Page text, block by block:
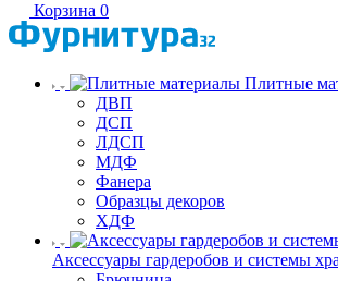
Корзина 0
Плитные
ДВП
ДСП
ЛДСП
МДФ
Фанера
Образцы декоров
ХДФ
Аксессуары гардеробов и системы